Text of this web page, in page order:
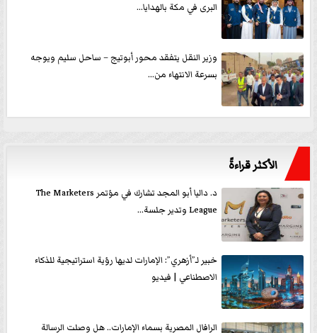
البرى في مكة بالهدايا...
وزير النقل يتفقد محور أبوتيج – ساحل سليم ويوجه
بسرعة الانتهاء من...
الأكثر قراءةً
د. داليا أبو المجد تشارك في مؤتمر The Marketers
League وتدير جلسة...
خبير لـ”أزهري”: الإمارات لديها رؤية استراتيجية للذكاء
الاصطناعي | فيديو
الرافال المصرية بسماء الإمارات.. هل وصلت الرسالة